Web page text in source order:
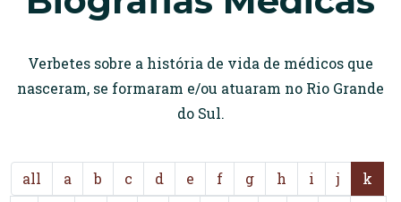
Verbetes sobre a história de vida de médicos que
nasceram, se formaram e/ou atuaram no Rio Grande
do Sul.
all a b c d e f g h i j
k